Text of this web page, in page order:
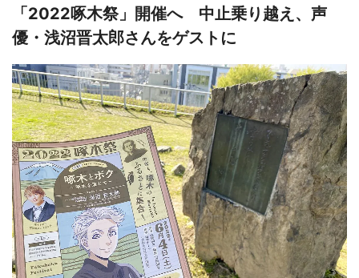
「2022啄木祭」開催へ 中止乗り越え、声
優・浅沼晋太郎さんをゲストに